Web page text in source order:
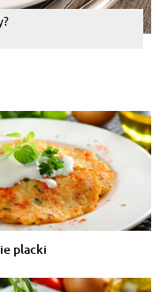
placki